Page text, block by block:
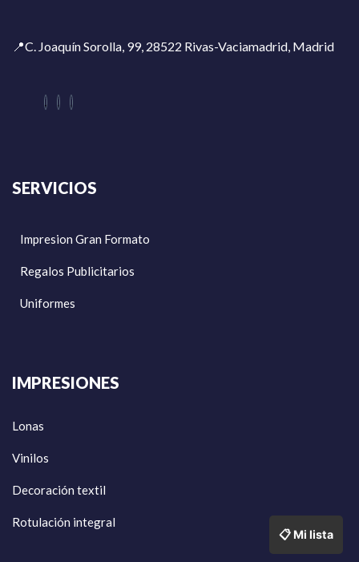
📍C. Joaquín Sorolla, 99, 28522 Rivas-Vaciamadrid, Madrid
SERVICIOS
Impresion Gran Formato
Regalos Publicitarios
Uniformes
IMPRESIONES
Lonas
Vinilos
Decoración textil
Rotulación integral
📋 Mi lista